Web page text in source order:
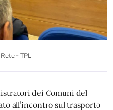
- TPL
dei Comuni del
all’incontro sul trasporto